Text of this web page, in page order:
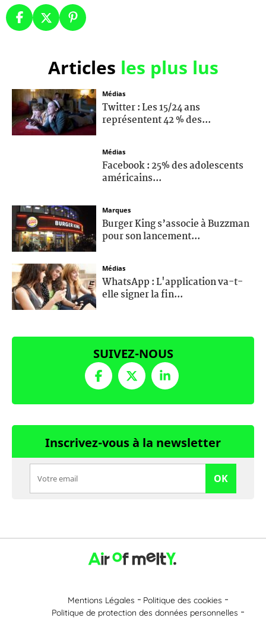
Articles les plus lus
Médias
Twitter : Les 15/24 ans
représentent 42 % des...
Médias
Facebook : 25% des adolescents
américains...
Marques
Burger King s’associe à Buzzman
pour son lancement...
Médias
WhatsApp : L'application va-t-
elle signer la fin...
SUIVEZ-NOUS
Inscrivez-vous à la newsletter
OK
Mentions Légales
Politique des cookies
Politique de protection des données personnelles